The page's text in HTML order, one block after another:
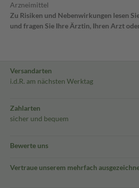
Arzneimittel
Zu Risiken und Nebenwirkungen lesen
und fragen Sie Ihre Ärztin, Ihren Arzt
Versandarten
i.d.R. am nächsten Werktag
Zahlarten
sicher und bequem
Bewerte uns
Vertraue unserem mehrfach